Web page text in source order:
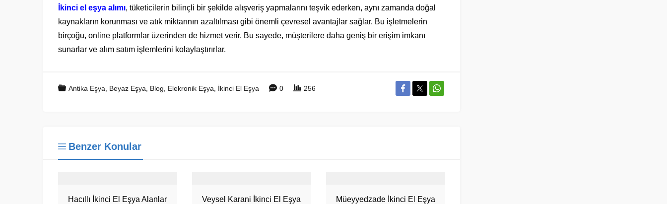
İkinci el eşya alımı, tüketicilerin bilinçli bir şekilde alışveriş yapmalarını teşvik ederken, aynı zamanda doğal
kaynakların korunması ve atık miktarının azaltılması gibi önemli çevresel avantajlar sağlar. Bu işletmelerin
birçoğu, online platformlar üzerinden de hizmet verir. Bu sayede, müşterilere daha geniş bir erişim imkanı
sunarlar ve alım satım işlemlerini kolaylaştırırlar.
Antika Eşya Beyaz Eşya Blog Elekronik Eşya İkinci El Eşya 0 256
Benzer Konular
Hacıllı İkinci El Eşya Alanlar
Veysel Karani İkinci El Eşya
Müeyyedzade İkinci El Eşya